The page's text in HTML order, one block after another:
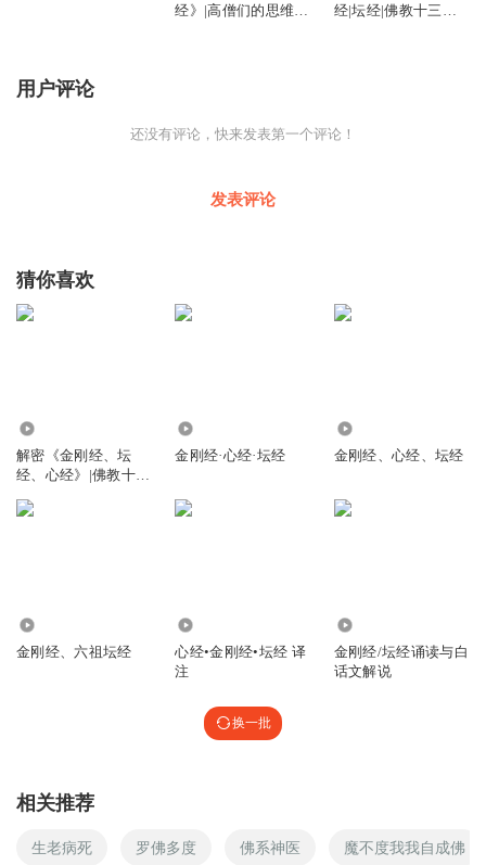
经》|高僧们的思维智
经|坛经|佛教十三经|
用户评论
还没有评论，快来发表第一个评论！
发表评论
猜你喜欢
解密《金刚经、坛
经、心经》|佛教十三
金刚经·心经·坛经 金刚经、心经、坛经
金刚经、六祖坛经
心经•金刚经•坛经 译
注
金刚经/坛经诵读与白
话文解说
换一批
相关推荐
生老病死 罗佛多度 佛系神医 魔不度我我自成佛